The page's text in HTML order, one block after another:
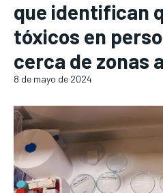
que identifican
tóxicos en
cerca de zonas
8 de mayo de 2024